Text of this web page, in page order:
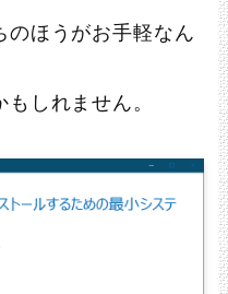
のほうがお手軽なん
しれません。